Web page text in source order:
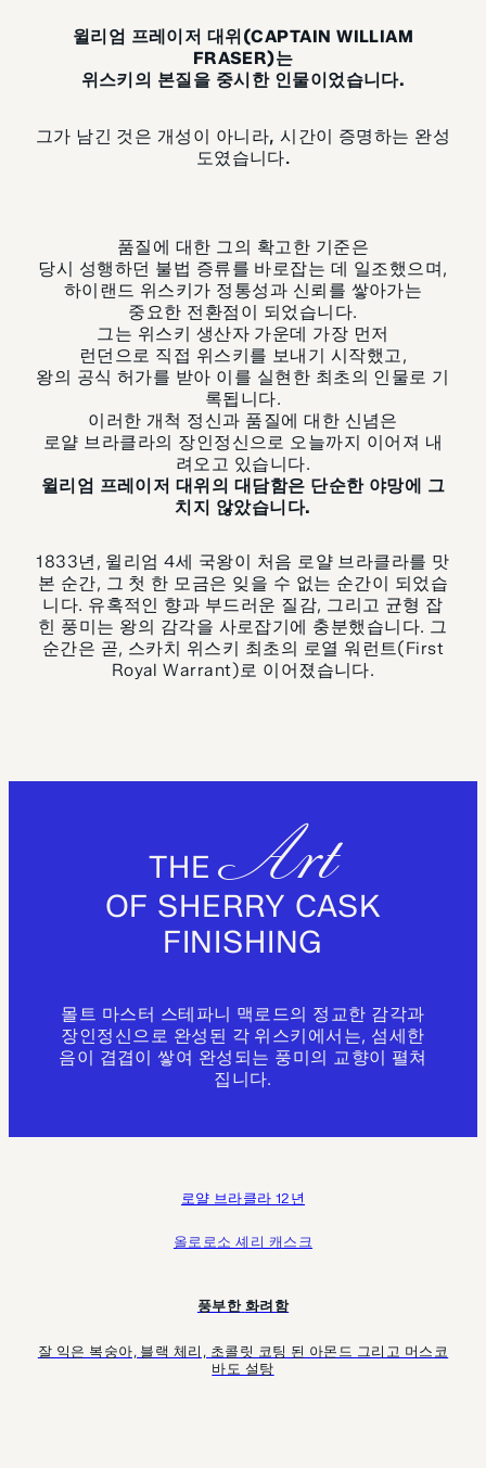
윌리엄 프레이저 대위(CAPTAIN WILLIAM
FRASER)는
위스키의 본질을 중시한 인물이었습니다.
그가 남긴 것은 개성이 아니라, 시간이 증명하는 완성
도였습니다.
품질에 대한 그의 확고한 기준은
당시 성행하던 불법 증류를 바로잡는 데 일조했으며,
하이랜드 위스키가 정통성과 신뢰를 쌓아가는
중요한 전환점이 되었습니다.
그는 위스키 생산자 가운데 가장 먼저
런던으로 직접 위스키를 보내기 시작했고,
왕의 공식 허가를 받아 이를 실현한 최초의 인물로 기
록됩니다.
이러한 개척 정신과 품질에 대한 신념은
로얄 브라클라의 장인정신으로 오늘까지 이어져 내
려오고 있습니다.
윌리엄 프레이저 대위의 대담함은 단순한 야망에 그
치지 않았습니다.
1833년, 윌리엄 4세 국왕이 처음 로얄 브라클라를 맛
본 순간, 그 첫 한 모금은 잊을 수 없는 순간이 되었습
니다. 유혹적인 향과 부드러운 질감, 그리고 균형 잡
힌 풍미는 왕의 감각을 사로잡기에 충분했습니다. 그
순간은 곧, 스카치 위스키 최초의 로열 워런트(First
Royal Warrant)로 이어졌습니다.
THEArt
OF SHERRY CASK
FINISHING
몰트 마스터 스테파니 맥로드의 정교한 감각과
장인정신으로 완성된 각 위스키에서는, 섬세한
음이 겹겹이 쌓여 완성되는 풍미의 교향이 펼쳐
집니다.
로얄 브라클라 12년
올로로소 셰리 캐스크
풍부한 화려함
잘 익은 복숭아, 블랙 체리, 초콜릿 코팅 된 아몬드 그리고 머스코
바도 설탕​